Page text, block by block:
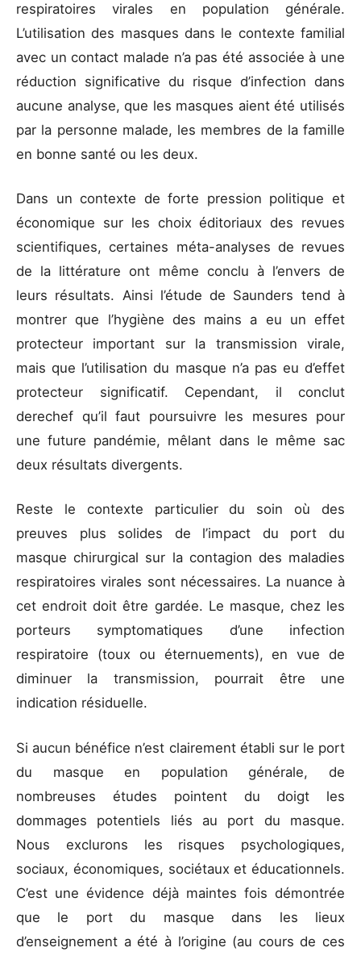
respiratoires virales en population générale.
L’utilisation des masques dans le contexte familial
avec un contact malade n’a pas été associée à une
réduction significative du risque d’infection dans
aucune analyse, que les masques aient été utilisés
par la personne malade, les membres de la famille
en bonne santé ou les deux.
Dans un contexte de forte pression politique et
économique sur les choix éditoriaux des revues
scientifiques, certaines méta-analyses de revues
de la littérature ont même conclu à l’envers de
leurs résultats. Ainsi l’étude de Saunders tend à
montrer que l’hygiène des mains a eu un effet
protecteur important sur la transmission virale,
mais que l’utilisation du masque n’a pas eu d’effet
protecteur significatif. Cependant, il conclut
derechef qu’il faut poursuivre les mesures pour
une future pandémie, mêlant dans le même sac
deux résultats divergents.
Reste le contexte particulier du soin où des
preuves plus solides de l’impact du port du
masque chirurgical sur la contagion des maladies
respiratoires virales sont nécessaires. La nuance à
cet endroit doit être gardée. Le masque, chez les
porteurs symptomatiques d’une infection
respiratoire (toux ou éternuements), en vue de
diminuer la transmission, pourrait être une
indication résiduelle.
Si aucun bénéfice n’est clairement établi sur le port
du masque en population générale, de
nombreuses études pointent du doigt les
dommages potentiels liés au port du masque.
Nous exclurons les risques psychologiques,
sociaux, économiques, sociétaux et éducationnels.
C’est une évidence déjà maintes fois démontrée
que le port du masque dans les lieux
d’enseignement a été à l’origine (au cours de ces